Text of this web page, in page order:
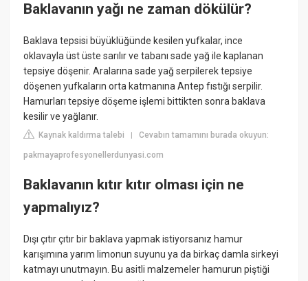
Baklavanın yağı ne zaman dökülür?
Baklava tepsisi büyüklüğünde kesilen yufkalar, ince
oklavayla üst üste sarılır ve tabanı sade yağ ile kaplanan
tepsiye döşenir. Aralarına sade yağ serpilerek tepsiye
döşenen yufkaların orta katmanına Antep fıstığı serpilir.
Hamurları tepsiye döşeme işlemi bittikten sonra baklava
kesilir ve yağlanır.
Kaynak kaldırma talebi |Cevabın tamamını burada okuyun:
pakmayaprofesyonellerdunyasi.com
Baklavanın kıtır kıtır olması için ne
yapmalıyız?
Dışı çıtır çıtır bir baklava yapmak istiyorsanız hamur
karışımına yarım limonun suyunu ya da birkaç damla sirkeyi
katmayı unutmayın. Bu asitli malzemeler hamurun piştiği